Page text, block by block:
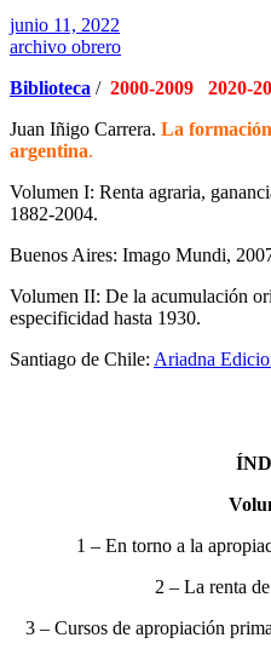
junio 11, 2022
archivo obrero
Biblioteca / 2000-2009 2020-
Juan Iñigo Carrera. La
argentina.
Volumen I: Renta agraria,
1882-2004.
Buenos Aires: Imago Mundi,
Volumen II: De la acumulación
especificidad hasta 1930.
Santiago de Chile: Ariadna
1 – En torno a la
2 – La renta
3 – Cursos de apropiación